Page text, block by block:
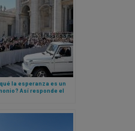
la esperanza es un
Así responde el